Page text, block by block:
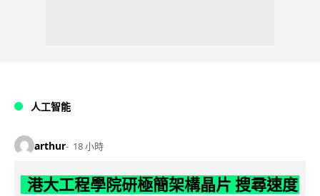
人工智能
arthur 18 小時
港大工程學院研極簡架構晶片 搜尋速度